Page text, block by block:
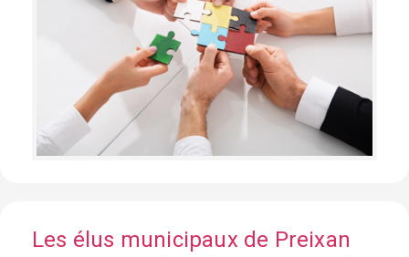
Les élus municipaux de Preixan